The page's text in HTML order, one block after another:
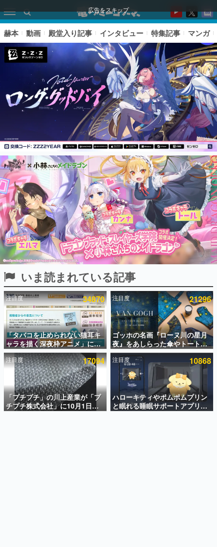
広告をスキップ
ピックアップ
電ファミのいま読まれている記事ランキング
アプリセール情報
インタビュー
連載・特集一覧
殿堂入り記事
SNS拡散数が数千以上！ ページビュー数万以上！ などな
ど。多くの人々に読まれた、電ファミ渾身の“殿堂入り”記
事をまとめました。
ゲームの企画書
名作ゲームクリエイターの方々に製作時のエピソードをお
聞きし、ヒットする企画（ゲーム）とは何か？を探ってい
きます。
赫本
この物語を解いてはいけない。『赫本』は、〈試験問題〉
の形をした短編ホラー小説集です。
新世代に訊く
これからのデジタルゲーム市場を担う若きクリエイター達
の姿を追い、彼らのルーツと情熱を探っていきます。
赫本 動画 殿堂入り記事 インタビュー 特集記事 マンガ
いま読まれている記事
注目度 34870
「タバコを止められない猫耳キ
ャラを描く深夜枠アニメ」に視
聴者の一部から批判意見。違法
薬物の使用と思わしき描写も含
めて、BPOが議論を交わす
注目度 21296
ゴッホの名画『ローヌ川の星月
夜』をあしらった傘やトートバ
ッグなどが登場。8月7日21時よ
り2日間限定で予約販売
注目度 17094
「プチプチ」の川上産業が「プ
チプチ株式会社」に10月1日よ
り社名変更へ。創業58年で初め
注目度 10868
ハローキティやポムポムプリン
と眠れる睡眠サポートアプリ
『ゆめたび』が配信中。キャラ